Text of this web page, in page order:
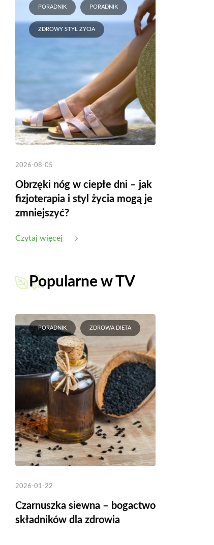
PORADNIK PORADNIK
ZDROWY STYL ŻYCIA
2026-08-05
Obrzęki nóg w ciepłe dni – jak
fizjoterapia i styl życia mogą je
zmniejszyć?
Czytaj więcej
Popularne w TV
PORADNIK ZDROWA DIETA
2026-01-22
Czarnuszka siewna – bogactwo
składników dla zdrowia